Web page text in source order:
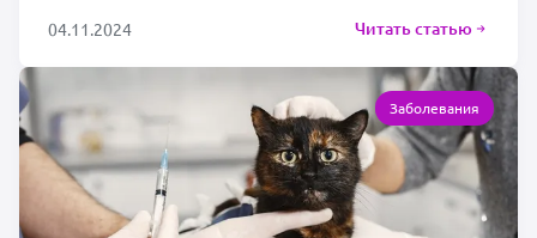
04.11.2024 Читать статью
Заболевания